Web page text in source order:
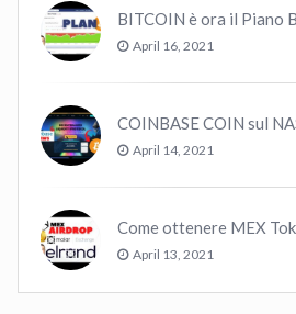
BITCOIN è ora il Piano
April 16, 2021
April 14, 2021
April 13, 2021